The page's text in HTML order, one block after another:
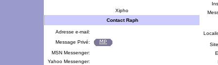
Xipho
Contact Raph
Adresse e-mail:
Message Privé:
MSN Messenger:
Yahoo Messenger: